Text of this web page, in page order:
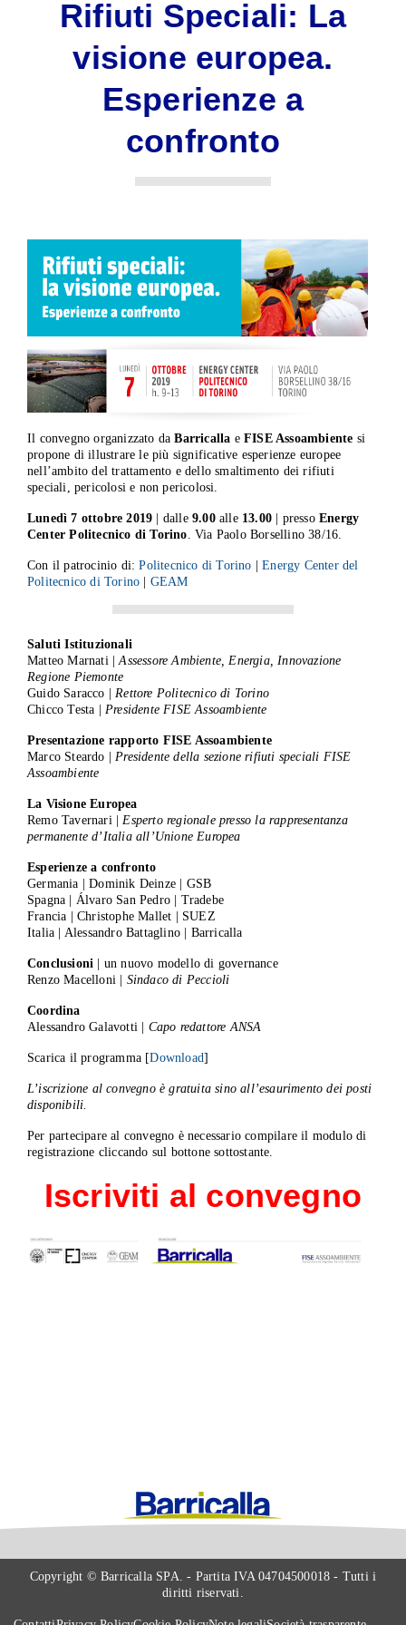
Rifiuti Speciali: La
visione europea.
Esperienze a
confronto
Il convegno organizzato da Barricalla eFISE Assoambiente si
propone di illustrare le più significative esperienze europee
nell’ambito del trattamento e dello smaltimento dei rifiuti
speciali, pericolosi e non pericolosi.
Lunedì 7 ottobre 2019 | dalle9.00alle 13.00 | pressoEnergy
Center Politecnico di Torino. Via Paolo Borsellino 38/16.
Con il patrocinio di:Politecnico di Torino |Energy Center del
Politecnico di Torino
GEAM
Saluti Istituzionali
Matteo Marnati |
Assessore Ambiente, Energia, Innovazione
Regione Piemonte
Guido Saracco |Rettore Politecnico di Torino
Chicco Testa | Presidente FISE Assoambiente
Presentazione rapporto FISE Assoambiente
Marco Steardo |Presidente della sezione rifiuti speciali FISE
Assoambiente
La Visione Europea
Remo Tavernari |Esperto regionale presso la rappresentanza
permanente d’Italia all’Unione Europea
Esperienze a confronto
Germania | Dominik Deinze | GSB
Spagna | Álvaro San Pedro | Tradebe
Francia | Christophe Mallet | SUEZ
Italia | Alessandro Battaglino | Barricalla
Conclusioni
| un nuovo modello di governance
Renzo Macelloni | Sindaco di Peccioli
Coordina
Alessandro Galavotti | Capo redattore ANSA
Scarica il programma [Download]
L’iscrizione al convegno è gratuita sino all’esaurimento dei posti
disponibili.
Per partecipare al convegno è necessario compilare il modulo di
registrazione cliccando sul bottone sottostante.
Iscriviti al convegno
Copyright © Barricalla SPA. - Partita IVA 04704500018 - Tutti i
diritti riservati.